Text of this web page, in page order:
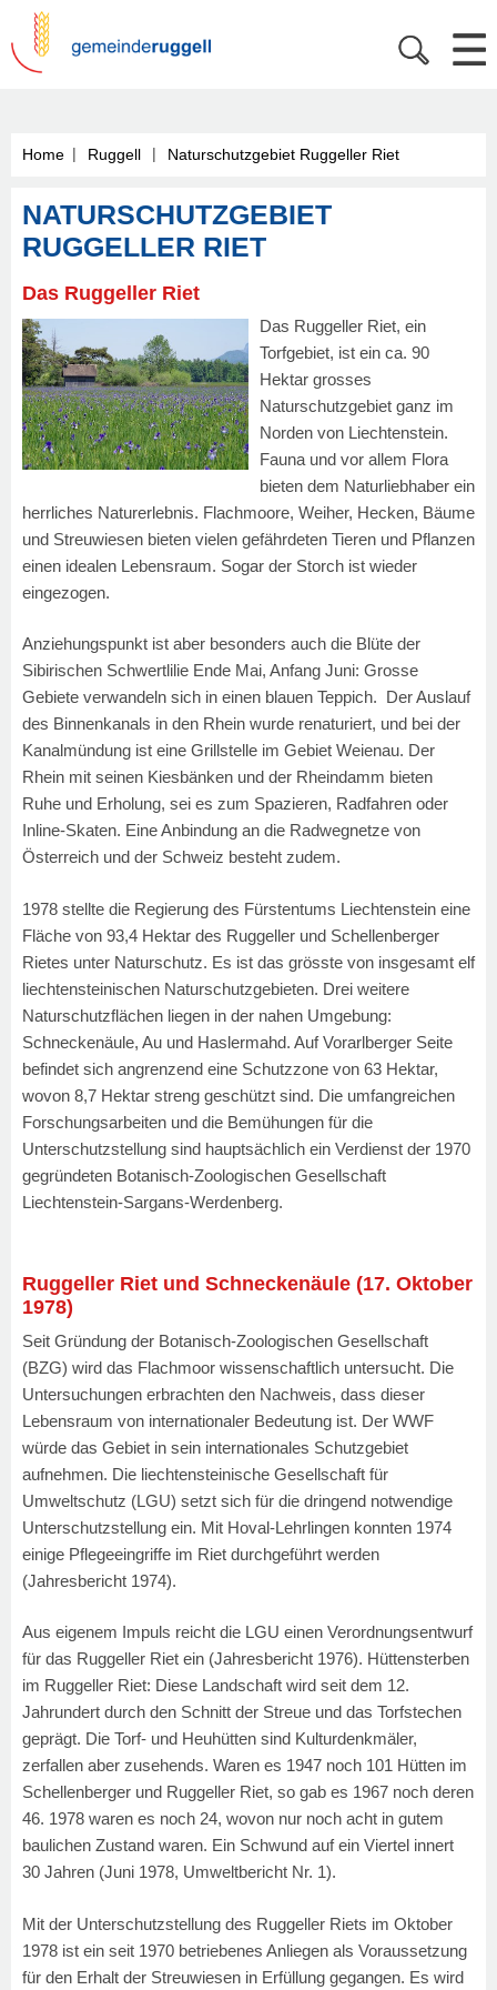
Home | Ruggell | Naturschutzgebiet Ruggeller Riet
NATURSCHUTZGEBIET
RUGGELLER RIET
Das Ruggeller Riet
Das Ruggeller Riet, ein
Torfgebiet, ist ein ca. 90
Hektar grosses
Naturschutzgebiet ganz im
Norden von Liechtenstein.
Fauna und vor allem Flora
bieten dem Naturliebhaber ein
herrliches Naturerlebnis. Flachmoore, Weiher, Hecken, Bäume
und Streuwiesen bieten vielen gefährdeten Tieren und Pflanzen
einen idealen Lebensraum. Sogar der Storch ist wieder
eingezogen.
Anziehungspunkt ist aber besonders auch die Blüte der
Sibirischen Schwertlilie Ende Mai, Anfang Juni: Grosse
Gebiete verwandeln sich in einen blauen Teppich. Der Auslauf
des Binnenkanals in den Rhein wurde renaturiert, und bei der
Kanalmündung ist eine Grillstelle im Gebiet Weienau. Der
Rhein mit seinen Kiesbänken und der Rheindamm bieten
Ruhe und Erholung, sei es zum Spazieren, Radfahren oder
Inline-Skaten. Eine Anbindung an die Radwegnetze von
Österreich und der Schweiz besteht zudem.
1978 stellte die Regierung des Fürstentums Liechtenstein eine
Fläche von 93,4 Hektar des Ruggeller und Schellenberger
Rietes unter Naturschutz. Es ist das grösste von insgesamt elf
liechtensteinischen Naturschutzgebieten. Drei weitere
Naturschutzflächen liegen in der nahen Umgebung:
Schneckenäule, Au und Haslermahd. Auf Vorarlberger Seite
befindet sich angrenzend eine Schutzzone von 63 Hektar,
wovon 8,7 Hektar streng geschützt sind. Die umfangreichen
Forschungsarbeiten und die Bemühungen für die
Unterschutzstellung sind hauptsächlich ein Verdienst der 1970
gegründeten Botanisch-Zoologischen Gesellschaft
Liechtenstein-Sargans-Werdenberg.
Ruggeller Riet und Schneckenäule (17. Oktober
1978)
Seit Gründung der Botanisch-Zoologischen Gesellschaft
(BZG) wird das Flachmoor wissenschaftlich untersucht. Die
Untersuchungen erbrachten den Nachweis, dass dieser
Lebensraum von internationaler Bedeutung ist. Der WWF
würde das Gebiet in sein internationales Schutzgebiet
aufnehmen. Die liechtensteinische Gesellschaft für
Umweltschutz (LGU) setzt sich für die dringend notwendige
Unterschutzstellung ein. Mit Hoval-Lehrlingen konnten 1974
einige Pflegeeingriffe im Riet durchgeführt werden
(Jahresbericht 1974).
Aus eigenem Impuls reicht die LGU einen Verordnungsentwurf
für das Ruggeller Riet ein (Jahresbericht 1976). Hüttensterben
im Ruggeller Riet: Diese Landschaft wird seit dem 12.
Jahrundert durch den Schnitt der Streue und das Torfstechen
geprägt. Die Torf- und Heuhütten sind Kulturdenkmäler,
zerfallen aber zusehends. Waren es 1947 noch 101 Hütten im
Schellenberger und Ruggeller Riet, so gab es 1967 noch deren
46. 1978 waren es noch 24, wovon nur noch acht in gutem
baulichen Zustand waren. Ein Schwund auf ein Viertel innert
30 Jahren (Juni 1978, Umweltbericht Nr. 1).
Mit der Unterschutzstellung des Ruggeller Riets im Oktober
1978 ist ein seit 1970 betriebenes Anliegen als Voraussetzung
für den Erhalt der Streuwiesen in Erfüllung gegangen. Es wird